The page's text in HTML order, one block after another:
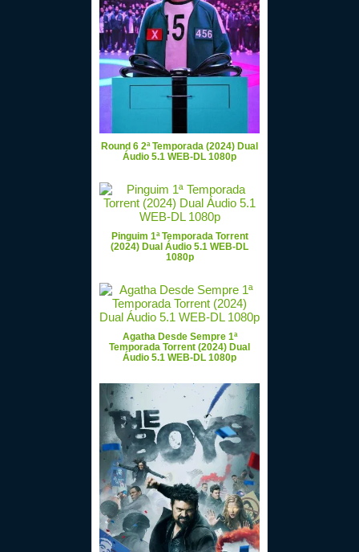
Round 6 2ª Temporada (2024) Dual
Áudio 5.1 WEB-DL 1080p
Pinguim 1ª Temporada Torrent
(2024) Dual Áudio 5.1 WEB-DL
1080p
Agatha Desde Sempre 1ª
Temporada Torrent (2024) Dual
Áudio 5.1 WEB-DL 1080p